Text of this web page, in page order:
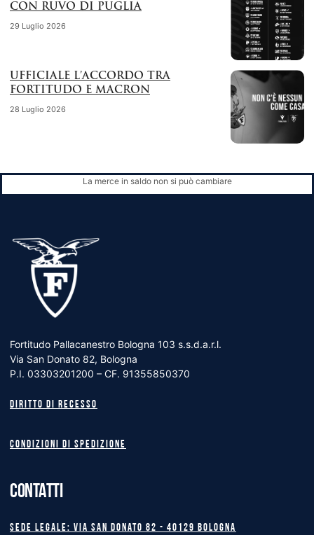
CON RUVO DI PUGLIA
29 Luglio 2026
UFFICIALE L’ACCORDO TRA
FORTITUDO E MACRON
28 Luglio 2026
La merce in saldo non si può cambiare
Fortitudo Pallacanestro Bologna 103 s.s.d.a.r.l.
Via San Donato 82, Bologna
P.I. 03303201200 – CF. 91355850370
Diritto di recesso
Condizioni di spedizione
CONTATTI
Sede legale: Via San Donato 82 - 40129 BOLOGNA